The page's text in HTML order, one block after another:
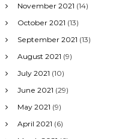
November 2021 (14)
October 2021 (13)
September 2021 (13)
August 2021 (9)
July 2021 (10)
June 2021 (29)
May 2021 (9)
April 2021 (6)